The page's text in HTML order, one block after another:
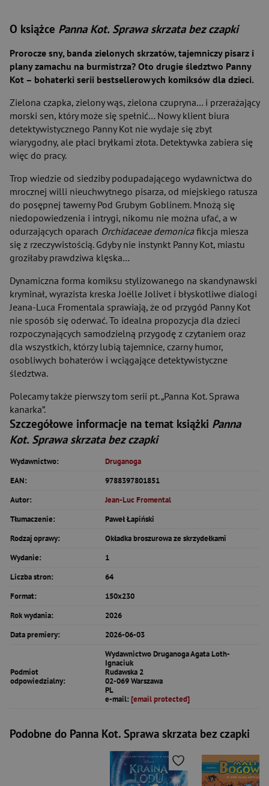
O książce Panna Kot. Sprawa skrzata bez czapki
Prorocze sny, banda zielonych skrzatów, tajemniczy pisarz i
plany zamachu na burmistrza? Oto drugie śledztwo Panny
Kot – bohaterki serii bestsellerowych komiksów dla dzieci.
Zielona czapka, zielony wąs, zielona czupryna… i przerażający
morski sen, który może się spełnić… Nowy klient biura
detektywistycznego Panny Kot nie wydaje się zbyt
wiarygodny, ale płaci bryłkami złota. Detektywka zabiera się
więc do pracy.
Trop wiedzie od siedziby podupadającego wydawnictwa do
mrocznej willi nieuchwytnego pisarza, od miejskiego ratusza
do posępnej tawerny Pod Grubym Goblinem. Mnożą się
niedopowiedzenia i intrygi, nikomu nie można ufać, a w
odurzających oparach Orchidaceae demonicafikcja miesza
się z rzeczywistością. Gdyby nie instynkt Panny Kot, miastu
groziłaby prawdziwa klęska…
Dynamiczna forma komiksu stylizowanego na skandynawski
kryminał, wyrazista kreska Joëlle Jolivet i błyskotliwe dialogi
Jeana-Luca Fromentala sprawiają, że od przygód Panny Kot
nie sposób się oderwać. To idealna propozycja dla dzieci
rozpoczynających samodzielną przygodę z czytaniem oraz
dla wszystkich, którzy lubią tajemnice, czarny humor,
osobliwych bohaterów i wciągające detektywistyczne
śledztwa.
Polecamy także pierwszy tom serii pt. „Panna Kot. Sprawa
kanarka”.
Szczegółowe informacje na temat książki Panna
Kot. Sprawa skrzata bez czapki
Wydawnictwo:
Druganoga
EAN:
9788397801851
Autor:
Jean-Luc Fromental
Tłumaczenie:
Paweł Łapiński
Rodzaj oprawy:
Okładka broszurowa ze skrzydełkami
Wydanie:
1
Liczba stron:
64
Format:
150x230
Rok wydania:
2026
Data premiery:
2026-06-03
Podmiot
odpowiedzialny:
Wydawnictwo Druganoga Agata Loth-
Ignaciuk
Rudawska 2
02-069 Warszawa
PL
e-mail: [email protected]
Podobne do Panna Kot. Sprawa skrzata bez czapki